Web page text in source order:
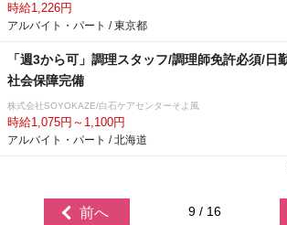
時給1,226円
アルバイト・パート / 東京都
「週3から可」調理スタッフ/調理師免許必須/日
社会保障完備
株式会社SOYOKAZE/白石ケアセンターそよ風
時給1,075円～1,100円
アルバイト・パート / 北海道
前へ 9 / 16